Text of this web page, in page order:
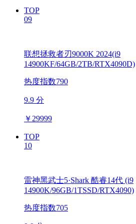
TOP
09
联想拯救者刃9000K 2024(i9
14900KF/64GB/2TB/RTX4090D)
热度指数790
9.9 分
￥ 29999
TOP
10
雷神黑武士5·Shark 酷睿14代 (i9
14900K/96GB/1TSSD/RTX4090)
热度指数705